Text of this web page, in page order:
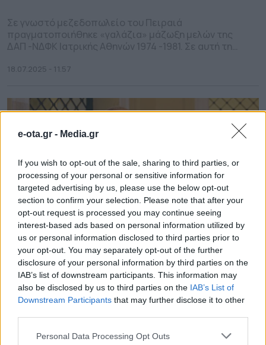
e-ota.gr - Media.gr
If you wish to opt-out of the sale, sharing to third parties, or
processing of your personal or sensitive information for
targeted advertising by us, please use the below opt-out
section to confirm your selection. Please note that after your
opt-out request is processed you may continue seeing
interest-based ads based on personal information utilized by
us or personal information disclosed to third parties prior to
your opt-out. You may separately opt-out of the further
disclosure of your personal information by third parties on the
IAB’s list of downstream participants. This information may
also be disclosed by us to third parties on the IAB’s List of
Downstream Participants that may further disclose it to other
Personal Data Processing Opt Outs
Πρωθυπουργός Κώστας Καραμανλής. Μαζί του
Πειραιά Βασίλη Μιχαλολιάκο. Σίγουρα η συζήτηση
18.07.2025 - 11.57
«Κάνει πίσω» ο Βασίλης
Μιχαλολιάκος για τον δήμο
Πειραιά
Μετά από ζυμώσεις και συζητήσεις με τους στενούς
του συνεργάτες ο πρώην δήμαρχος Πειραιά Βασίλης